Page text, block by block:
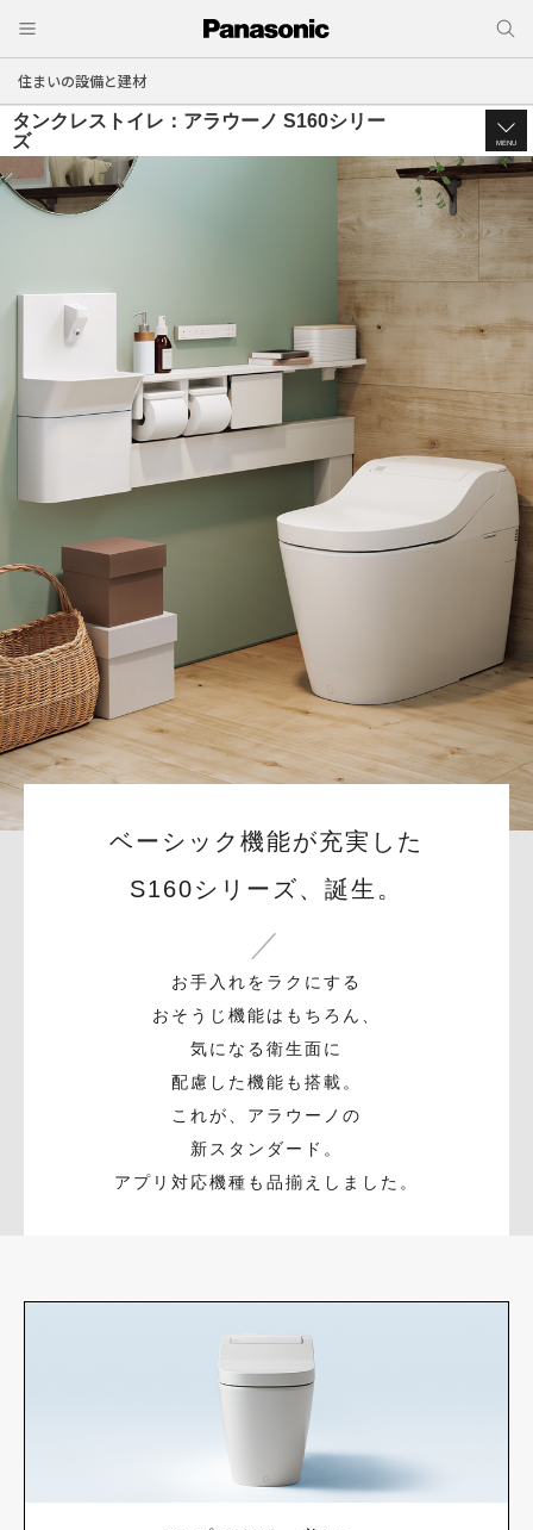
住まいの設備と建材
タンクレストイレ：アラウーノ S160シリー
ズ
MENU
ベーシック機能が充実した
S160シリーズ、誕生。
お手入れをラクにする
おそうじ機能はもちろん、
気になる衛生面に
配慮した機能も搭載。
これが、アラウーノの
新スタンダード。
アプリ対応機種も品揃えしました。